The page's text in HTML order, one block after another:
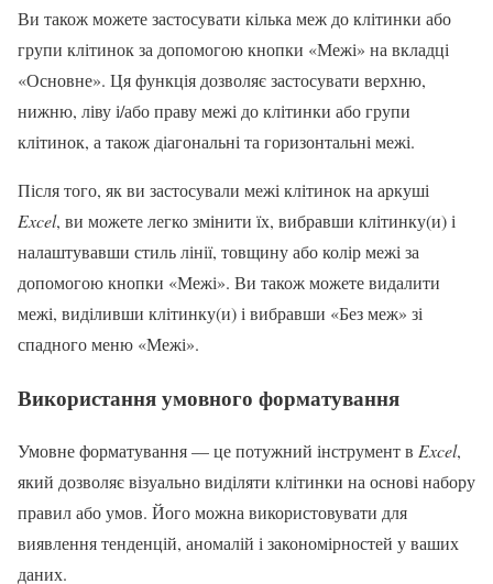
Ви також можете застосувати кілька меж до клітинки або
групи клітинок за допомогою кнопки «Межі» на вкладці
«Основне». Ця функція дозволяє застосувати верхню,
нижню, ліву і/або праву межі до клітинки або групи
клітинок, а також діагональні та горизонтальні межі.
Після того, як ви застосували межі клітинок на аркуші
Excel, ви можете легко змінити їх, вибравши клітинку(и) і
налаштувавши стиль лінії, товщину або колір межі за
допомогою кнопки «Межі». Ви також можете видалити
межі, виділивши клітинку(и) і вибравши «Без меж» зі
спадного меню «Межі».
Використання умовного форматування
Умовне форматування — це потужний інструмент в Excel,
який дозволяє візуально виділяти клітинки на основі набору
правил або умов. Його можна використовувати для
виявлення тенденцій, аномалій і закономірностей у ваших
даних.